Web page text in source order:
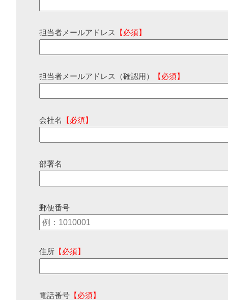
担当者メールアドレス 【必須】
担当者メールアドレス（確認用） 【必須】
会社名 【必須】
部署名
郵便番号
住所 【必須】
電話番号 【必須】